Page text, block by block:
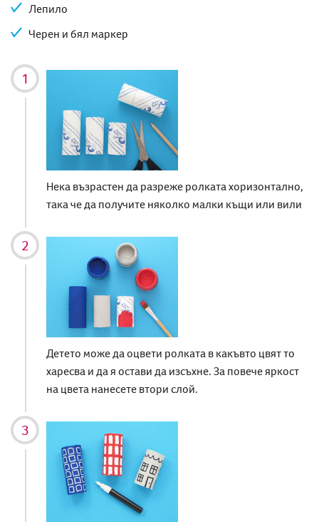
Лепило
Черен и бял маркер
Нека възрастен да разреже ролката хоризонтално,
така че да получите няколко малки къщи или вили
Детето може да оцвети ролката в какъвто цвят то
харесва и да я остави да изсъхне. За повече яркост
на цвета нанесете втори слой.